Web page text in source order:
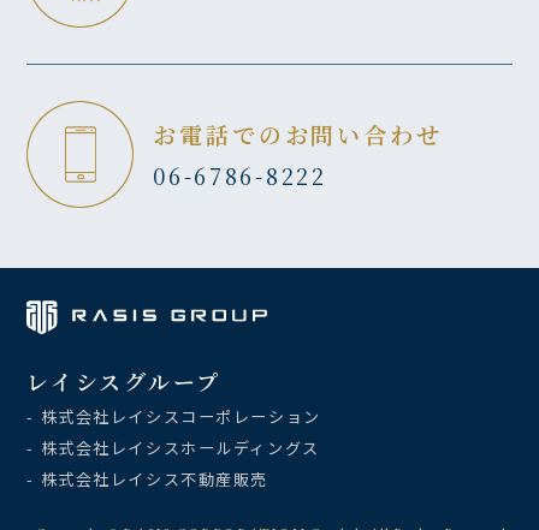
お電話でのお問い合わせ
06-6786-8222
レイシスグループ
- 株式会社レイシスコーポレーション
- 株式会社レイシスホールディングス
- 株式会社レイシス不動産販売